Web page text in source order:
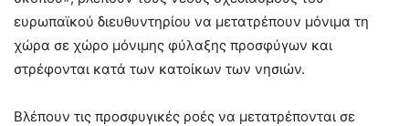
ευρωπαϊκού διευθυντηρίου να μετατρέπουν μόνιμα τη
χώρα σε χώρο μόνιμης φύλαξης προσφύγων και
στρέφονται κατά των κατοίκων των νησιών.
Βλέπουν τις προσφυγικές ροές να μετατρέπονται σε